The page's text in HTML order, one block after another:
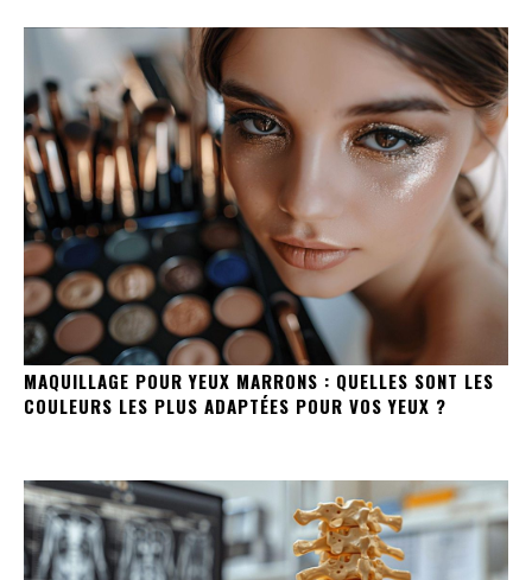
MAQUILLAGE POUR YEUX MARRONS : QUELLES SONT LES
COULEURS LES PLUS ADAPTÉES POUR VOS YEUX ?